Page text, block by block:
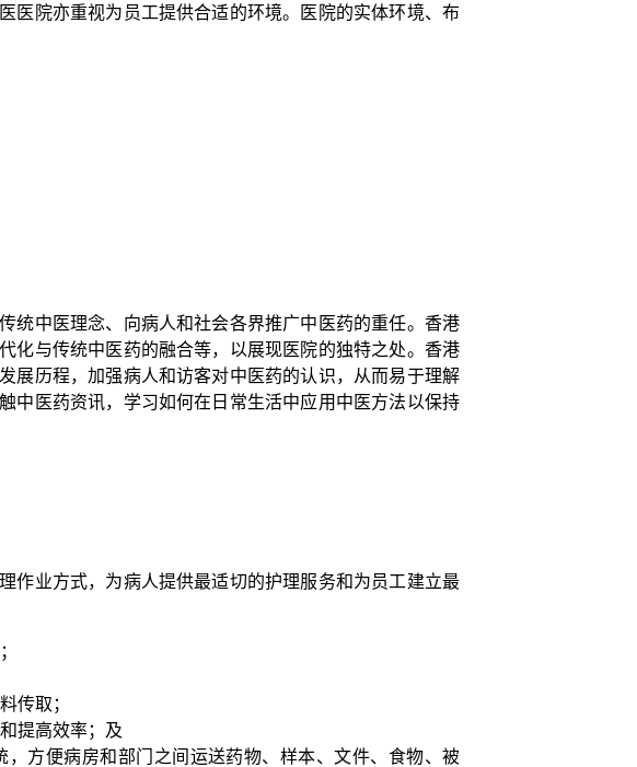
医院亦重视为员工提供合适的环境。医院的实体环境、布
统中医理念、向病人和社会各界推广中医药的重任。香港
化与传统中医药的融合等，以展现医院的独特之处。香港
展历程，加强病人和访客对中医药的认识，从而易于理解
中医药资讯，学习如何在日常生活中应用中医方法以保持
作业方式，为病人提供最适切的护理服务和为员工建立最
传取；
提高效率；及
方便病房和部门之间运送药物、样本、文件、食物、被